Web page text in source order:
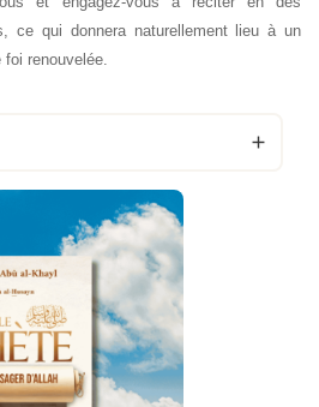
ce qui donnera naturellement lieu à un
renouvelée.
